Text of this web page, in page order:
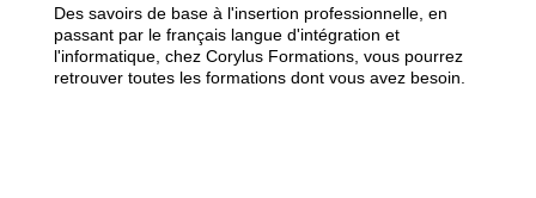
Des savoirs de base à l'insertion professionnelle, en
passant par le français langue d'intégration et
l'informatique, chez Corylus Formations, vous pourrez
retrouver toutes les formations dont vous avez besoin.